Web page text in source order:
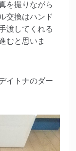
を撮りながら
交換はハンド
渡してくれる
むと思いま
イトナのダー